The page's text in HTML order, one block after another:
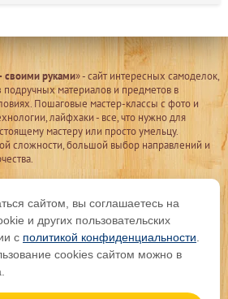
своими руками» - сайт интересных самоделок,
материалов и предметов в
Пошаговые мастер-классы с фото и
лайфхаки - все, что нужно для
мастеру или просто умельцу.
сложности, большой выбор направлений и
сайтом, вы соглашаетесь на
и других пользовательских
с политикой конфиденциальности
cookies сайтом можно в